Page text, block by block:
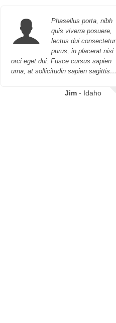
Phasellus porta, nibh
quis viverra posuere,
lectus dui consectetur
purus, in placerat nisi
orci eget dui. Fusce cursus sapien
urna, at sollicitudin sapien sagittis…
Jim - Idaho